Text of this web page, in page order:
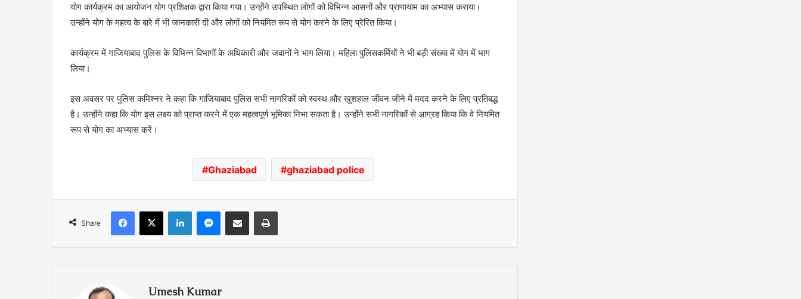
योग कार्यक्रम का आयोजन योग प्रशिक्षक द्वारा किया गया। उन्होंने उपस्थित लोगों को विभिन्न आसनों और प्राणायाम का अभ्यास कराया।
उन्होंने योग के महत्व के बारे में भी जानकारी दी और लोगों को नियमित रूप से योग करने के लिए प्रेरित किया।
कार्यक्रम में गाजियाबाद पुलिस के विभिन्न विभागों के अधिकारी और जवानों ने भाग लिया। महिला पुलिसकर्मियों ने भी बड़ी संख्या में योग में भाग
लिया।
इस अवसर पर पुलिस कमिश्नर ने कहा कि गाजियाबाद पुलिस सभी नागरिकों को स्वस्थ और खुशहाल जीवन जीने में मदद करने के लिए प्रतिबद्ध
है। उन्होंने कहा कि योग इस लक्ष्य को प्राप्त करने में एक महत्वपूर्ण भूमिका निभा सकता है। उन्होंने सभी नागरिकों से आग्रह किया कि वे नियमित
रूप से योग का अभ्यास करें।
Ghaziabad ghaziabad police
Share
Facebook
X LinkedInMessenger
Share via Email Print
Umesh Kumar